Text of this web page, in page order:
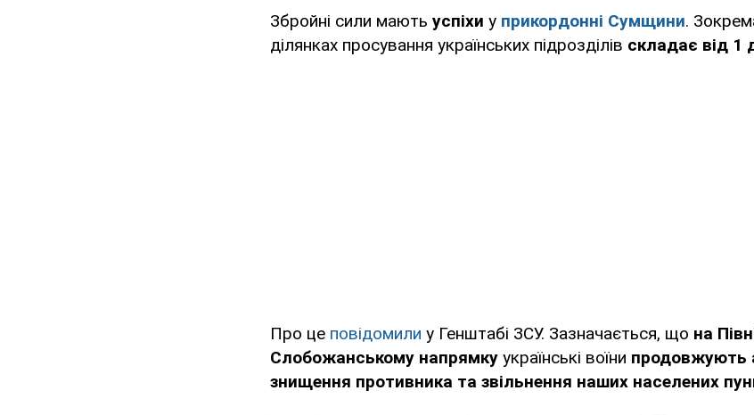
Збройні сили мають успіхи у прикордонні Сумщини.
ділянках просування українських підрозділів складає від 1
Про це повідомили у Генштабі ЗСУ. Зазначається, що на
Слобожанському напрямку українські воїни продовжують
знищення противника та звільнення наших населених